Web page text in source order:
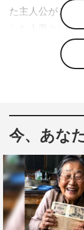
た主人公がご当
した人妻といつ
美”の1話完結型
2018年3月から
する。ドラマを
葵、黒澤ゆりか
第1話は、長野
やきとり）」を
当ての立ち飲み
今、あな